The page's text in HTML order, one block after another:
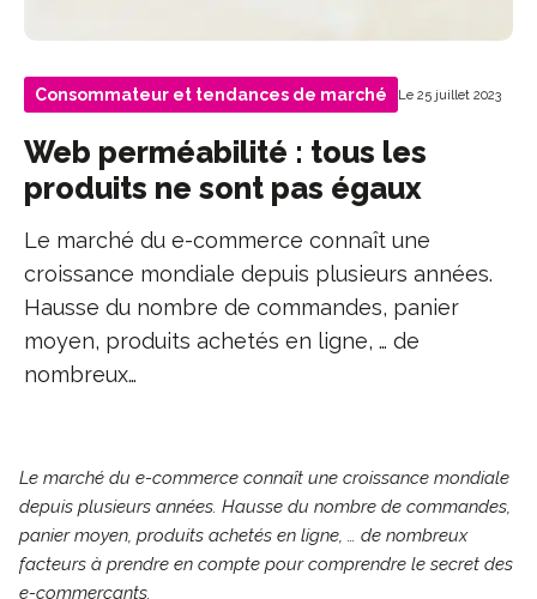
Consommateur et tendances de marché Le 25 juillet 2023
Web perméabilité : tous les
produits ne sont pas égaux
Le marché du e-commerce connaît une
croissance mondiale depuis plusieurs années.
Hausse du nombre de commandes, panier
moyen, produits achetés en ligne, … de
nombreux…
Le marché du e-commerce connaît une croissance mondiale
depuis plusieurs années. Hausse du nombre de commandes,
panier moyen, produits achetés en ligne, … de nombreux
facteurs à prendre en compte pour comprendre le secret des
e-commerçants.